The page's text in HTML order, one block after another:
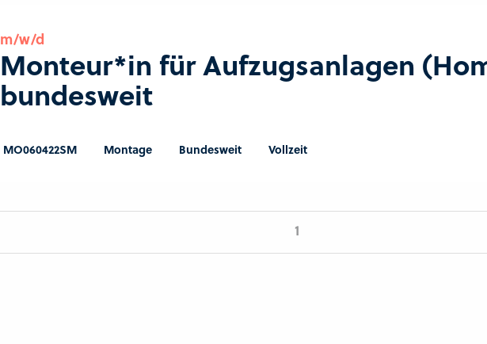
m/w/d
Monteur*in für Aufzugsanlagen
bundesweit
MO060422SM Montage Bundesweit Vollzeit
1